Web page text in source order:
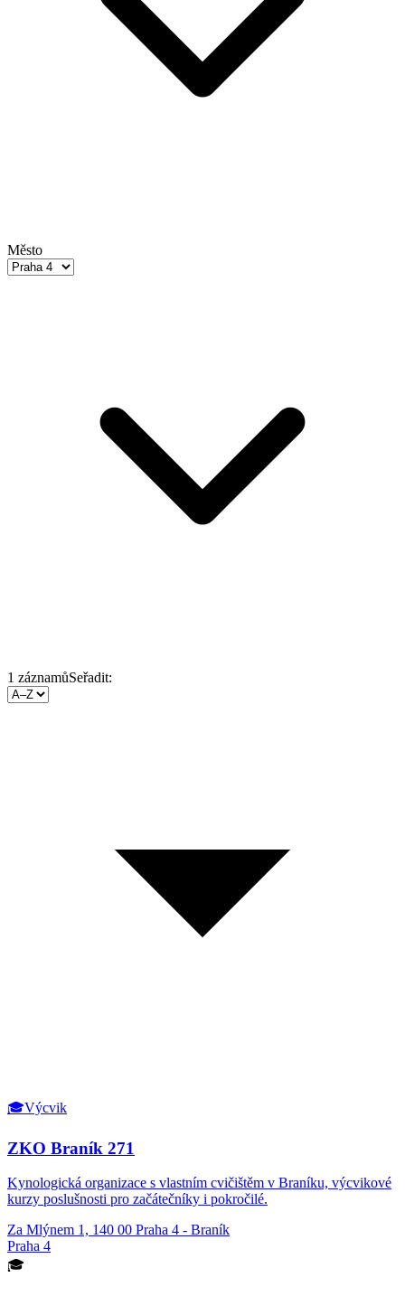
Město
1 záznamůSeřadit:
🎓Výcvik
ZKO Braník 271
Kynologická organizace s vlastním cvičištěm v Braníku, výcvikové
kurzy poslušnosti pro začátečníky i pokročilé.
Za Mlýnem 1, 140 00 Praha 4 - Braník
Praha 4
🎓